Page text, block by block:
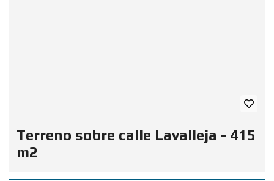
Terreno sobre calle Lavalleja - 415
m2